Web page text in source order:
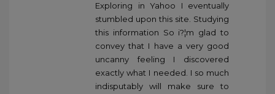
Exploring in Yahoo I eventually
stumbled upon this site. Studying
this information So i?¦m glad to
convey that I have a very good
uncanny feeling I discovered
exactly what I needed. I so much
indisputably will make sure to